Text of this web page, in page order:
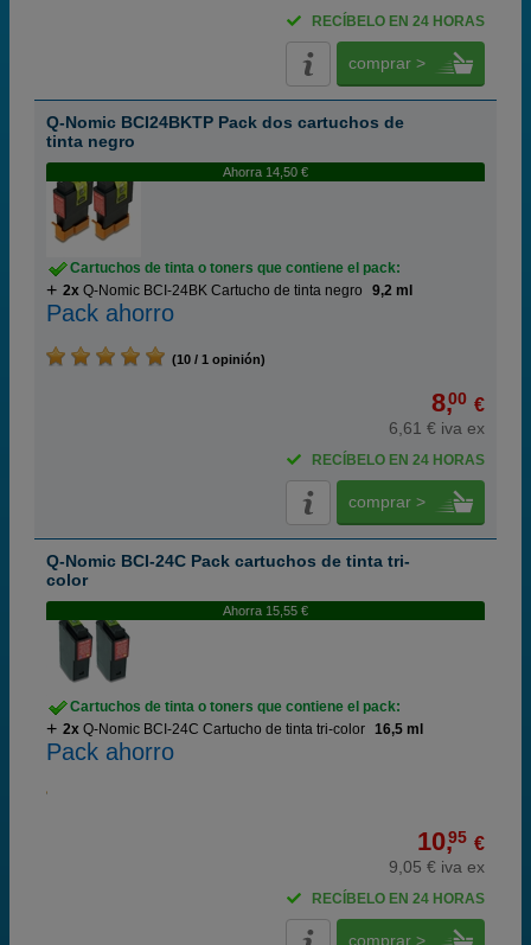
RECÍBELO EN 24 HORAS
comprar >
Q-Nomic BCI24BKTP Pack dos cartuchos de
tinta negro
Ahorra 14,50 €
Cartuchos de tinta o toners que contiene el pack:
2x Q-Nomic BCI-24BK Cartucho de tinta negro 9,2 ml
Pack ahorro
(10 / 1 opinión)
8,00 €
6,61 € iva ex
RECÍBELO EN 24 HORAS
comprar >
Q-Nomic BCI-24C Pack cartuchos de tinta tri-
color
Ahorra 15,55 €
Cartuchos de tinta o toners que contiene el pack:
2x Q-Nomic BCI-24C Cartucho de tinta tri-color 16,5 ml
Pack ahorro
10,95 €
9,05 € iva ex
RECÍBELO EN 24 HORAS
comprar >